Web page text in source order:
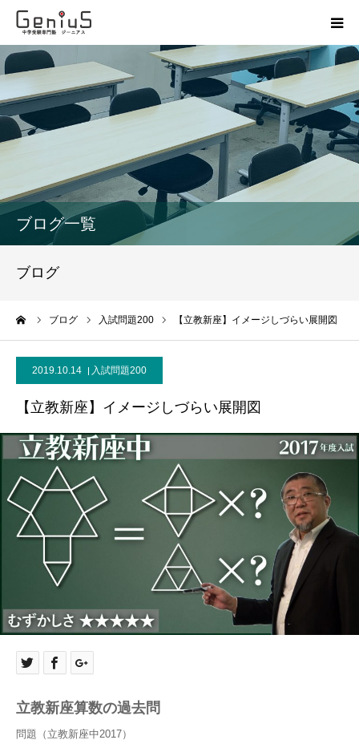
ブログ一覧
ブログ
ブログ 入試問題200 【立教新座】イメージしづらい展開図
2019.10.14 入試問題200
【立教新座】イメージしづらい展開図
立教新座算数の過去問
問題（立教新座中2017）
授業
志望校別特訓
模試
お問い合わせ